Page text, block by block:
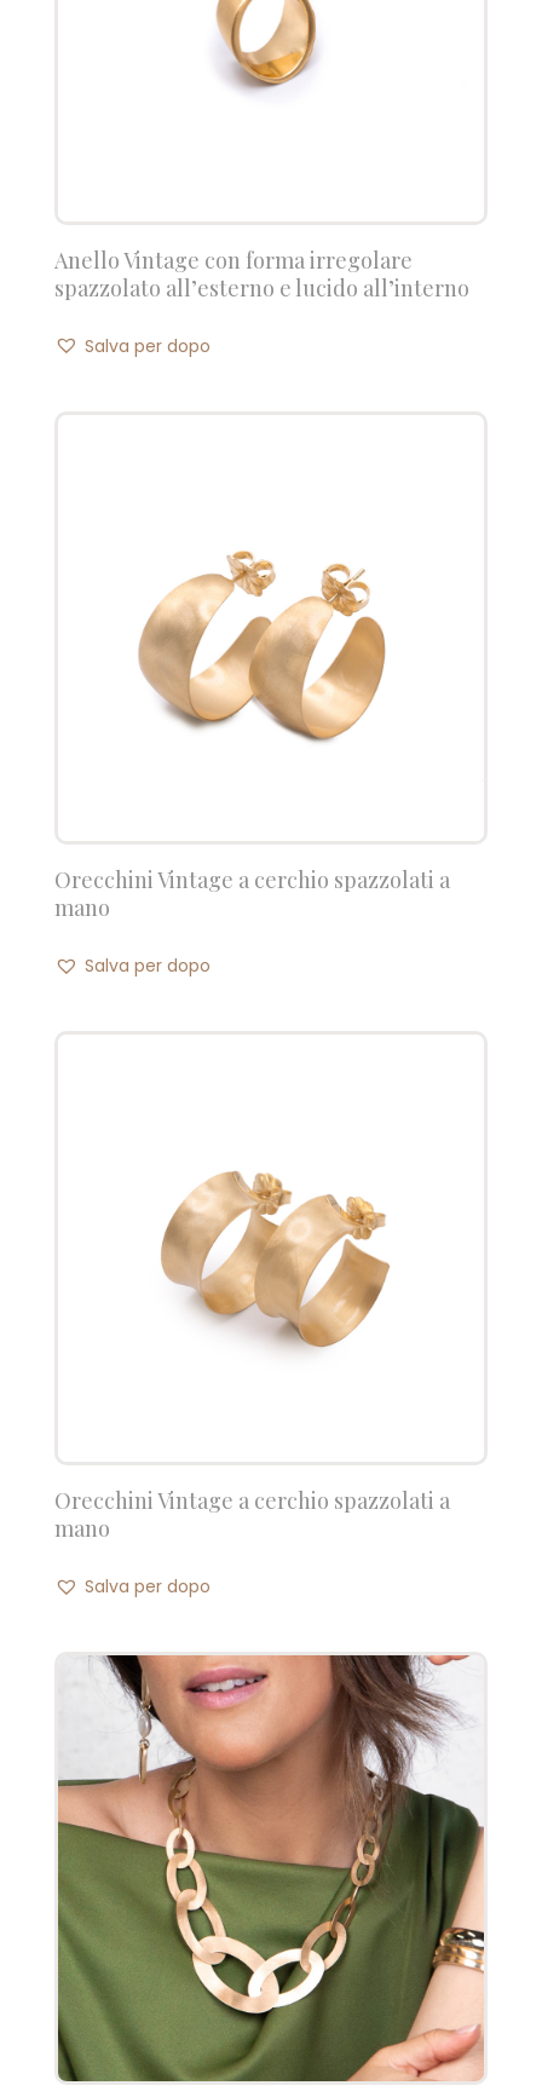
Anello Vintage con forma irregolare
spazzolato all’esterno e lucido all’interno
Salva per dopo
Orecchini Vintage a cerchio spazzolati a
mano
Salva per dopo
Orecchini Vintage a cerchio spazzolati a
mano
Salva per dopo